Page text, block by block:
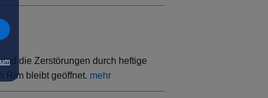
die Zerstörungen durch heftige
Rim bleibt geöffnet. mehr